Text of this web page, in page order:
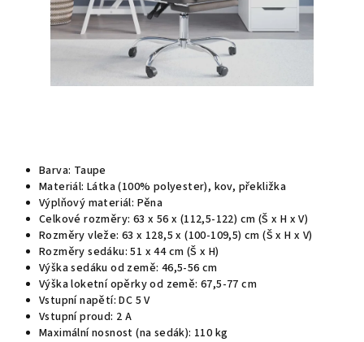
Barva: Taupe
Materiál: Látka (100% polyester), kov, překližka
Výplňový materiál: Pěna
Celkové rozměry: 63 x 56 x (112,5-122) cm (Š x H x V)
Rozměry vleže: 63 x 128,5 x (100-109,5) cm (Š x H x V)
Rozměry sedáku: 51 x 44 cm (Š x H)
Výška sedáku od země: 46,5-56 cm
Výška loketní opěrky od země: 67,5-77 cm
Vstupní napětí: DC 5 V
Vstupní proud: 2 A
Maximální nosnost (na sedák): 110 kg